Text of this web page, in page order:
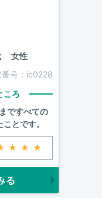
女性
号： ic0228
ころ
ですべての
とです。
る